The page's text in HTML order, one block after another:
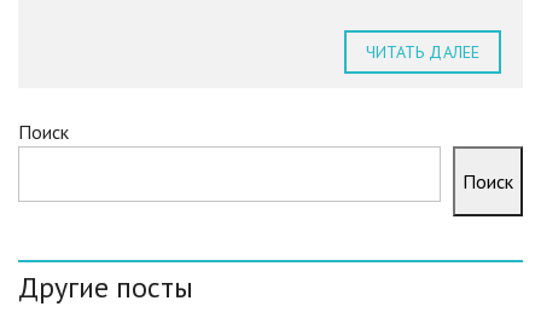
ЧИТАТЬ ДАЛЕЕ
Поиск
Поиск
Другие посты